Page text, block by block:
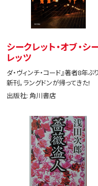
シークレット・オブ・シ
レッツ
ダ・ヴィンチ・コード』著者8年ぶ
新刊。ラングドンが帰ってきた!
出版社: 角川書店